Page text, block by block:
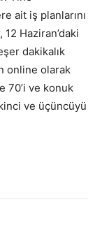
ait iş planlarını
Haziran’daki
dakikalık
online olarak
70’i ve konuk
ve üçüncüyü